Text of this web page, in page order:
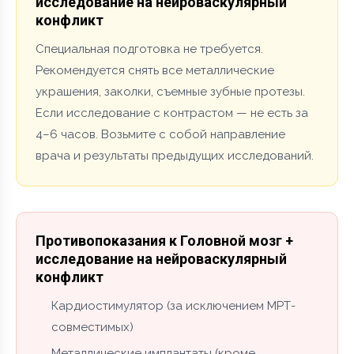
конфликт
Специальная подготовка не требуется.
Рекомендуется снять все металлические
украшения, заколки, съемные зубные протезы.
Если исследование с контрастом — не есть за
4–6 часов. Возьмите с собой направление
врача и результаты предыдущих исследований.
Противопоказания к Головной мозг +
исследование на нейроваскулярный
конфликт
Кардиостимулятор (за исключением МРТ-
совместимых)